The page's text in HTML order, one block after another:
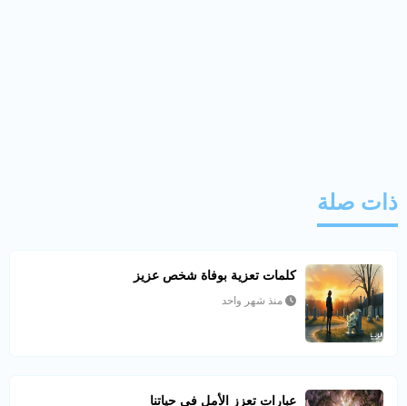
ذات صلة
كلمات تعزية بوفاة شخص عزيز
منذ شهر واحد
عبارات تعزز الأمل في حياتنا